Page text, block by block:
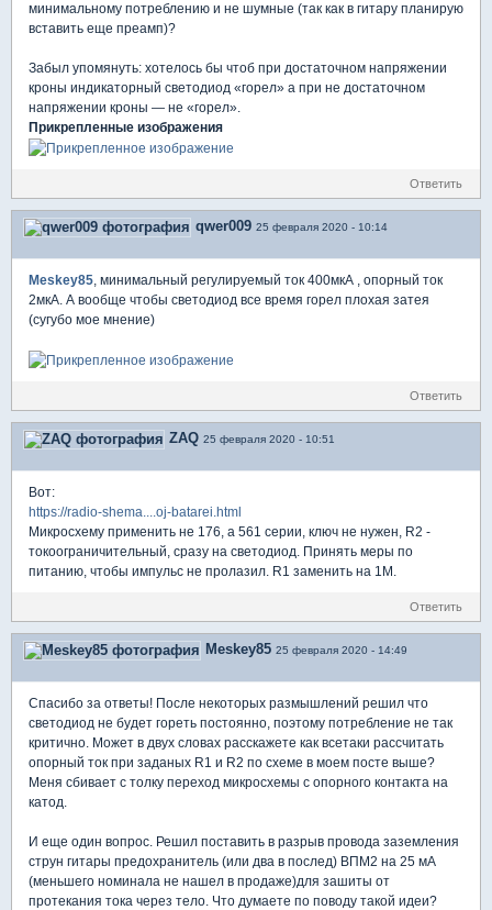
минимальному потреблению и не шумные (так как в гитару планирую
вставить еще преамп)?
Забыл упомянуть: хотелось бы чтоб при достаточном напряжении
кроны индикаторный светодиод «горел» а при не достаточном
напряжении кроны — не «горел».
Прикрепленные изображения
Ответить
qwer009 25 февраля 2020 - 10:14
Meskey85, минимальный регулируемый ток 400мкА , опорный ток
2мкА. А вообще чтобы светодиод все время горел плохая затея
(сугубо мое мнение)
Ответить
ZAQ 25 февраля 2020 - 10:51
Вот:
https://radio-shema....oj-batarei.html
Микросхему применить не 176, а 561 серии, ключ не нужен, R2 -
токоограничительный, сразу на светодиод. Принять меры по
питанию, чтобы импульс не пролазил. R1 заменить на 1M.
Ответить
Meskey85 25 февраля 2020 - 14:49
Спасибо за ответы! После некоторых размышлений решил что
светодиод не будет гореть постоянно, поэтому потребление не так
критично. Может в двух словах расскажете как всетаки рассчитать
опорный ток при заданых R1 и R2 по схеме в моем посте выше?
Меня сбивает с толку переход микросхемы с опорного контакта на
катод.
И еще один вопрос. Решил поставить в разрыв провода заземления
струн гитары предохранитель (или два в послед) ВПМ2 на 25 мА
(меньшего номинала не нашел в продаже)для зашиты от
протекания тока через тело. Что думаете по поводу такой идеи?